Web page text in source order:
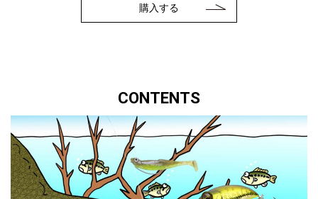
購入する
CONTENTS